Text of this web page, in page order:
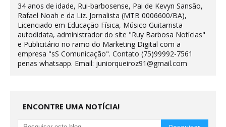
34 anos de idade, Rui-barbosense, Pai de Kevyn Sansão,
Rafael Noah e da Liz. Jornalista (MTB 0006600/BA),
Licenciado em Educação Física, Músico Guitarrista
autodidata, administrador do site "Ruy Barbosa Notícias"
e Publicitário no ramo do Marketing Digital com a
empresa "sS Comunicação". Contato (75)99992-7561
penas whatsapp. Email: juniorqueiroz91@gmail.com
ENCONTRE UMA NOTÍCIA!